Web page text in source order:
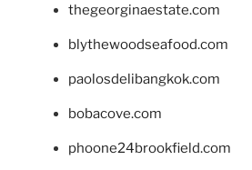
thegeorginaestate.com
blythewoodseafood.com
paolosdelibangkok.com
bobacove.com
phoone24brookfield.com